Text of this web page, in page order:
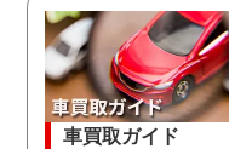
車買取ガイド